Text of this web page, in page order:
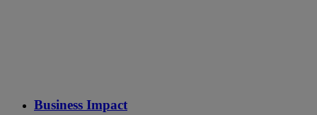
Business Impact